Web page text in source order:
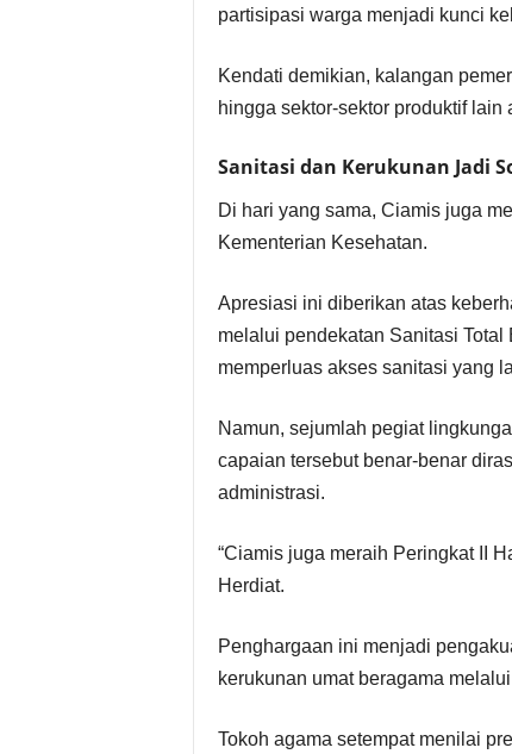
partisipasi warga menjadi kunci
Kendati demikian, kalangan
hingga sektor-sektor produktif lain
Sanitasi dan Kerukunan Jadi
Di hari yang sama, Ciamis juga
Kementerian Kesehatan.
Apresiasi ini diberikan atas
melalui pendekatan Sanitasi
memperluas akses sanitasi yang
Namun, sejumlah pegiat
capaian tersebut benar-benar
administrasi.
“Ciamis juga meraih Peringkat II
Herdiat.
Penghargaan ini menjadi
kerukunan umat beragama
Tokoh agama setempat menilai